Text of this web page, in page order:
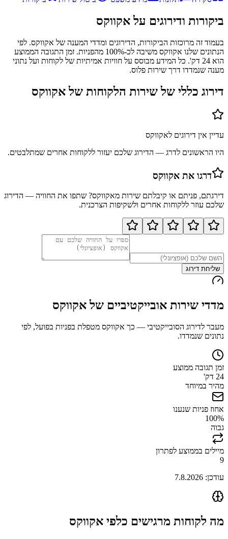
ביקורות ודירוגים עלאקווקס
בעמוד זה מרוכזות הביקורות, הדירוגים ומדדי המענה של אקווקס. לפי
הנתונים שלנו אקווקס משיבה לכ-100% מהפניות. זמן התגובה הממוצע
הוא 24 דק'. כל המידע מבוסס על חוויות אמיתיות של לקוחות ועל נתוני
מענה שנמדדו דרך שירות פלוס.
דירוג כללי של שירות הלקוחות שלאקווקס
עדיין אין דירוגים לאקווקס
היו הראשונים לדרג — הדירוג שלכם יעזור ללקוחות אחרים שמתלבטים.
דרגו את אקווקס
דירגתם, פניתם או קיבלתם שירות מאקווקס? שתפו את החוויה — הדירוג
שלכם עוזר ללקוחות אחרים ולשקיפות הצרכנית.
שליחת דירוג
מדדי שירות אובייקטיביים שלאקווקס
מעבר לדירוג הסובייקטיבי — כך אקווקס מטפלת בפניות בפועל, לפי
נתונים שנמדדו.
זמן תגובה ממוצע
24 דק'
מהיר במיוחד
אחוז פניות שנענו
100%
גבוה
מיילים בממוצע לפתרון
9
עודכן: 7.8.2026
מה לקוחות מרגישים כלפי אקווקס